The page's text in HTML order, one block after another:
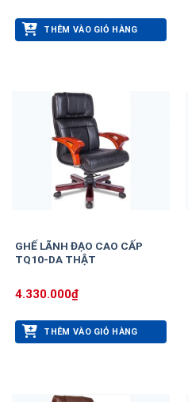
THÊM VÀO GIỎ HÀNG
GHẾ LÃNH ĐẠO CAO CẤP
TQ10-DA THẬT
4.330.000₫
THÊM VÀO GIỎ HÀNG